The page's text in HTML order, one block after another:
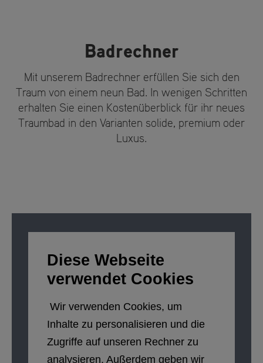
Badrechner
Mit unserem Badrechner erfüllen Sie sich den
Traum von einem neun Bad. In wenigen Schritten
erhalten Sie einen Kostenüberblick für ihr neues
Traumbad in den Varianten solide, premium oder
Luxus.